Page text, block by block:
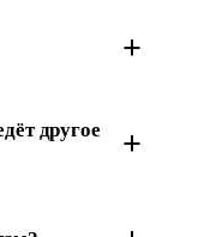
другое